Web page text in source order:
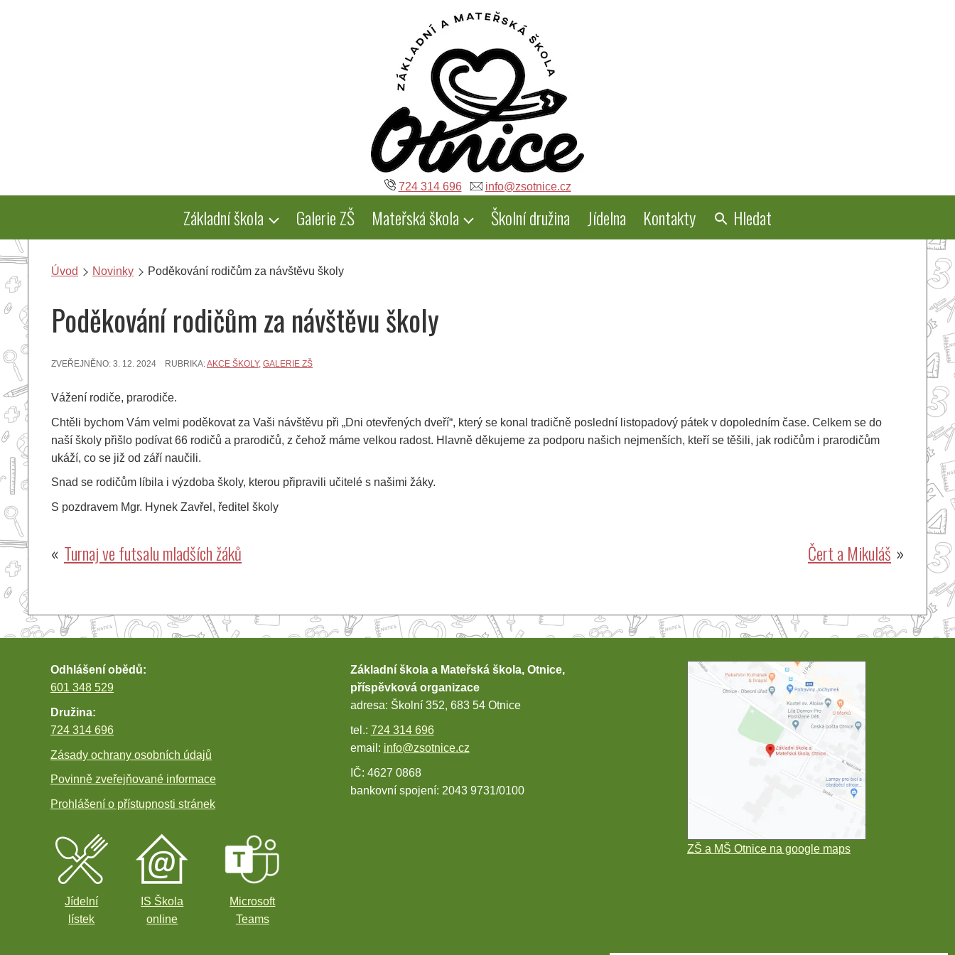
724 314 696 info@zsotnice.cz
Základní škola Galerie ZŠ Mateřská škola Školní družina Jídelna Kontakty Hledat
Úvod Novinky Poděkování rodičům za návštěvu školy
Poděkování rodičům za návštěvu školy
ZVEŘEJNĚNO: 3. 12. 2024 RUBRIKA:AKCE ŠKOLY, GALERIE ZŠ
Vážení rodiče, prarodiče.
Chtěli bychom Vám velmi poděkovat za Vaši návštěvu při „Dni otevřených dveří“, který se konal tradičně poslední listopadový pátek v dopoledním čase. Celkem se do
naší školy přišlo podívat 66 rodičů a prarodičů, z čehož máme velkou radost. Hlavně děkujeme za podporu našich nejmenších, kteří se těšili, jak rodičům i prarodičům
ukáží, co se již od září naučili.
Snad se rodičům líbila i výzdoba školy, kterou připravili učitelé s našimi žáky.
S pozdravem Mgr. Hynek Zavřel, ředitel školy
Navigace
příspěvek
Turnaj ve futsalu mladších žáků Čert a Mikuláš
Odhlášení obědů:
601 348 529
Družina:
724 314 696
Zásady ochrany osobních údajů
Povinně zveřejňované informace
Prohlášení o přístupnosti stránek
Jídelní
lístek
IS Škola
online
Microsoft
Teams
Základní škola a Mateřská škola, Otnice,
příspěvková organizace
adresa: Školní 352, 683 54 Otnice
tel.: 724 314 696
email: info@zsotnice.cz
IČ: 4627 0868
bankovní spojení: 2043 9731/0100
ZŠ a MŠ Otnice na google maps